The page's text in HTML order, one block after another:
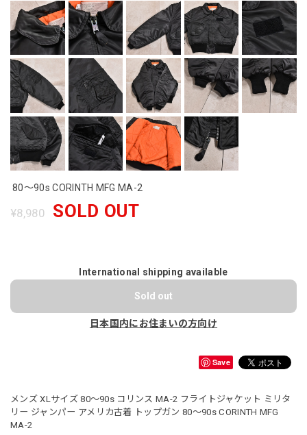
80～90s CORINTH MFG MA-2
¥8,980 SOLD OUT
International shipping available
Sold out
日本国内にお住まいの方向け
Save
メンズ XLサイズ 80〜90s コリンス MA-2 フライトジャケット ミリタ
リー ジャンパー アメリカ古着 トップガン 80〜90s CORINTH MFG
MA-2